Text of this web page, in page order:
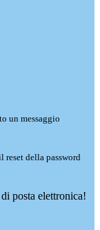
un messaggio
reset della password
posta elettronica!